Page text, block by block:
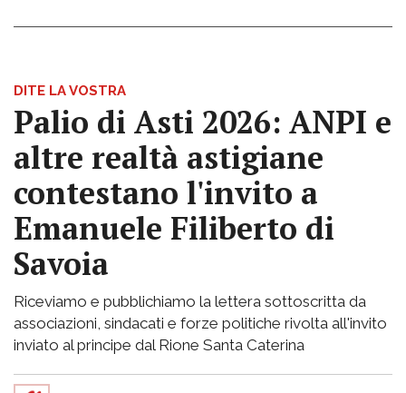
DITE LA VOSTRA
Palio di Asti 2026: ANPI e
altre realtà astigiane
contestano l'invito a
Emanuele Filiberto di
Savoia
Riceviamo e pubblichiamo la lettera sottoscritta da
associazioni, sindacati e forze politiche rivolta all'invito
inviato al principe dal Rione Santa Caterina